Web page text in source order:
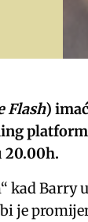
Flash)
20.00h.
kad Barry
je